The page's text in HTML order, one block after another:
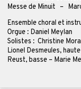
Messe de Minuit –
Ensemble choral et
Orgue : Daniel Meylan
Solistes : Christine
Lionel Desmeules,
Reust, basse – Marie